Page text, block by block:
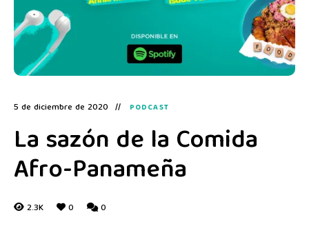
5 de diciembre de 2020 PODCAST
La sazón de la Comida
Afro-Panameña
2.3K 0 0